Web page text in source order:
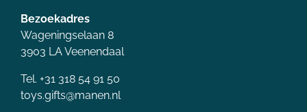
Bezoekadres
Wageningselaan 8
3903 LA Veenendaal
Tel. +31 318 54 91 50
toys.gifts@manen.nl